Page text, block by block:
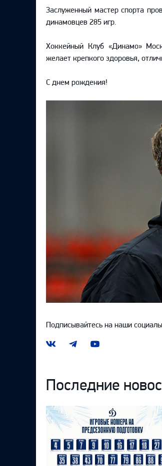
Заслуженный мастер спорта
динамовцев 285 игр.
Хоккейный Клуб «Динамо»
желает крепкого здоровья,
С днем рождения!
Подписывайтесь на наши
Наша
Наш
Наш
Последние